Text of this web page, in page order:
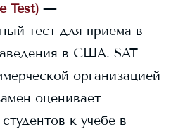
Test) —
тест для приема в
в США. SAT
организацией
оценивает
к учебе в